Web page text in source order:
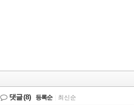
댓글(8) 등록순 최신순